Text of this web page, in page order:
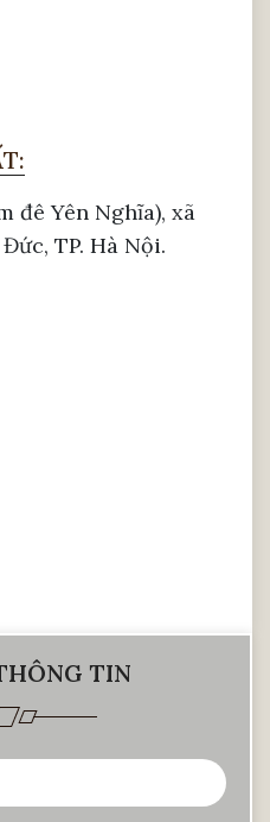
anh sơn – madarin 1
nghiệp vì sự hạn
đê Yên Nghĩa), xã
TP. Hà Nội.
TIN